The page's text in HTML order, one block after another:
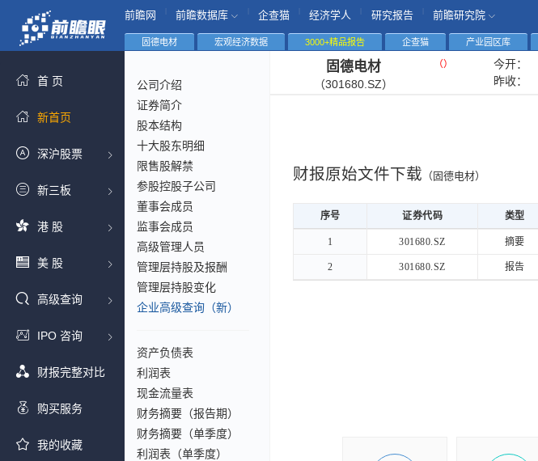
前瞻网 前瞻数据库 企查猫 经济学人 研究报告 前瞻研究院
首 页
新首页
深沪股票
新三板
港 股
美 股
高级查询
IPO 咨询
财报完整对比
购买服务
我的收藏
固德电材 宏观经济数据 3000+精品报告 企查猫 产业园区库
公司介绍
证券简介
股本结构
十大股东明细
限售股解禁
参股控股子公司
董事会成员
监事会成员
高级管理人员
管理层持股及报酬
管理层持股变化
企业高级查询（新）
资产负债表
利润表
现金流量表
财务摘要（报告期）
财务摘要（单季度）
利润表（单季度）
固德电材
（301680.SZ）
（） 今开：
昨收：
财报原始文件下载 （固德电材）
序号 证券代码 类型
序号
证券代码 类型
1 301680.SZ 摘要
2 301680.SZ 报告
序号
1
2